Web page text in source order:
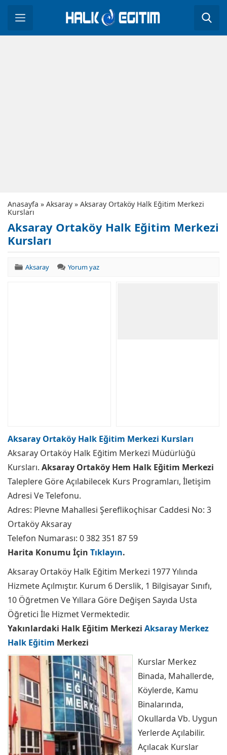
Anasayfa » Aksaray » Aksaray Ortaköy Halk Eğitim Merkezi
Kursları
Aksaray Ortaköy Halk Eğitim Merkezi
Kursları
Aksaray Yorum yaz
Aksaray Ortaköy Halk Eğitim Merkezi Kursları
Aksaray Ortaköy Halk Eğitim Merkezi Müdürlüğü
Kursları. Aksaray Ortaköy Hem Halk Eğitim Merkezi
Taleplere Göre Açılabilecek Kurs Programları, İletişim
Adresi Ve Telefonu.
Adres: Plevne Mahallesi Şereflikoçhisar Caddesi No: 3
Ortaköy Aksaray
Telefon Numarası: 0 382 351 87 59
Harita Konumu İçin Tıklayın.
Aksaray Ortaköy Halk Eğitim Merkezi 1977 Yılında
Hizmete Açılmıştır. Kurum 6 Derslik, 1 Bilgisayar Sınıfı,
10 Öğretmen Ve Yıllara Göre Değişen Sayıda Usta
Öğretici İle Hizmet Vermektedir.
Yakınlardaki Halk Eğitim Merkezi Aksaray Merkez
Halk Eğitim Merkezi
Kurslar Merkez
Binada, Mahallerde,
Köylerde, Kamu
Binalarında,
Okullarda Vb. Uygun
Yerlerde Açılabilir.
Açılacak Kurslar